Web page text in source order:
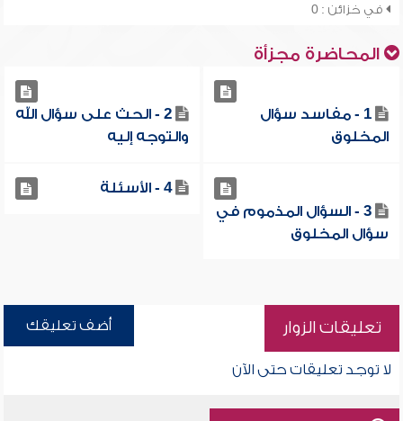
في خزائن : 0
المحاضرة مجزأة
1 - مفاسد سؤال
المخلوق
2 - الحث على سؤال الله
والتوجه إليه
3 - السؤال المذموم في
سؤال المخلوق
4 - الأسئلة
تعليقات الزوار أضف تعليقك
لا توجد تعليقات حتى الآن